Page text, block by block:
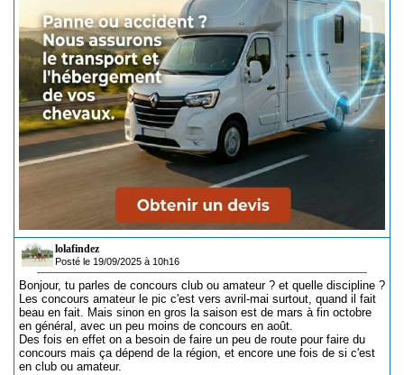
lolafindez
Posté le 19/09/2025 à 10h16
Bonjour, tu parles de concours club ou amateur ? et quelle discipline ?
Les concours amateur le pic c'est vers avril-mai surtout, quand il fait
beau en fait. Mais sinon en gros la saison est de mars à fin octobre
en général, avec un peu moins de concours en août.
Des fois en effet on a besoin de faire un peu de route pour faire du
concours mais ça dépend de la région, et encore une fois de si c'est
en club ou amateur.